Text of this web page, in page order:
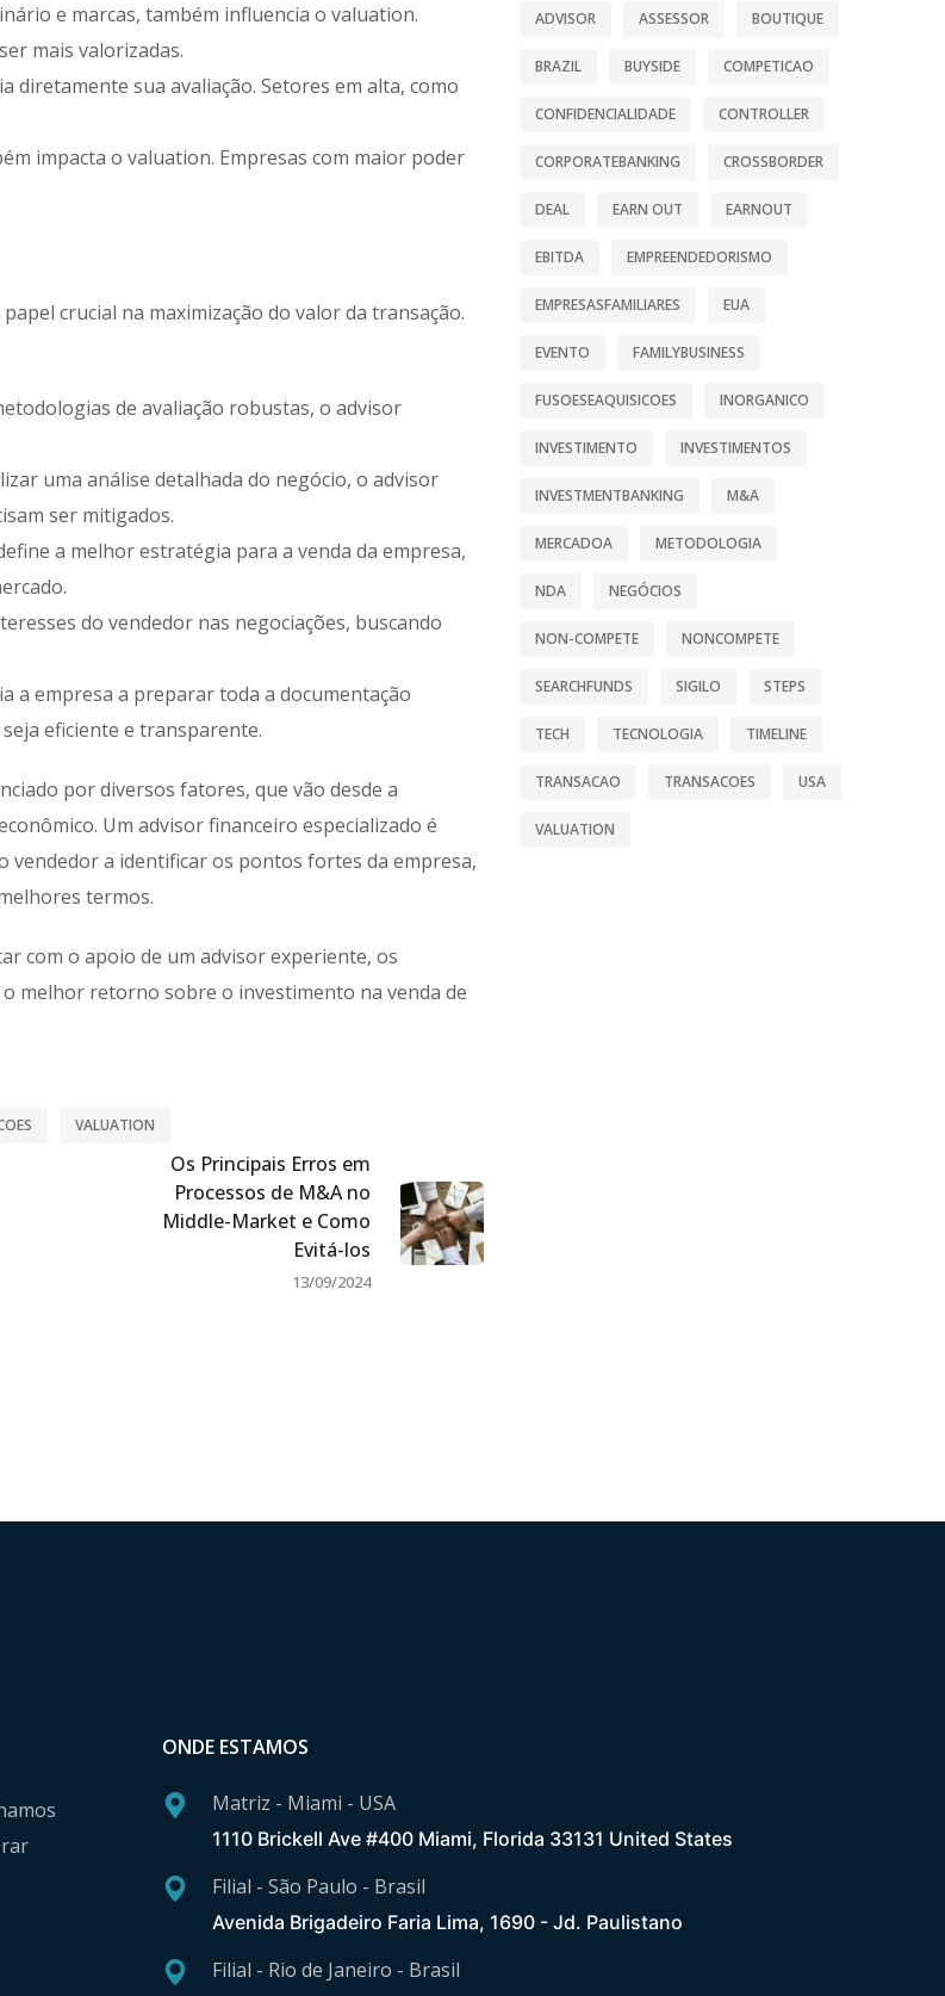
e marcas, também influencia o valuation.
mais valorizadas.
diretamente sua avaliação. Setores em alta, como
impacta o valuation. Empresas com maior poder
crucial na maximização do valor da transação.
de avaliação robustas, o advisor
uma análise detalhada do negócio, o advisor
ser mitigados.
a melhor estratégia para a venda da empresa,
do vendedor nas negociações, buscando
a empresa a preparar toda a documentação
eficiente e transparente.
por diversos fatores, que vão desde a
Um advisor financeiro especializado é
a identificar os pontos fortes da empresa,
termos.
com o apoio de um advisor experiente, os
melhor retorno sobre o investimento na venda de
VALUATION
Os Principais Erros em
Processos de M&A no
Middle-Market e Como
Evitá-los
13/09/2024
ADVISOR ASSESSOR BOUTIQUE
BRAZIL BUYSIDE COMPETICAO
CONFIDENCIALIDADE CONTROLLER
CORPORATEBANKING CROSSBORDER
DEAL EARN OUT EARNOUT
EBITDA EMPREENDEDORISMO
EMPRESASFAMILIARES EUA
EVENTO FAMILYBUSINESS
FUSOESEAQUISICOES INORGANICO
INVESTIMENTO INVESTIMENTOS
INVESTMENTBANKING M&A
MERCADOA METODOLOGIA
NDA NEGÓCIOS
NON-COMPETE NONCOMPETE
SEARCHFUNDS SIGILO STEPS
TECH TECNOLOGIA TIMELINE
TRANSACAO TRANSACOES USA
VALUATION
ONDE ESTAMOS
Matriz - Miami - USA
1110 Brickell Ave #400 Miami, Florida 33131 United States
Filial - São Paulo - Brasil
Avenida Brigadeiro Faria Lima, 1690 - Jd. Paulistano
Filial - Rio de Janeiro - Brasil